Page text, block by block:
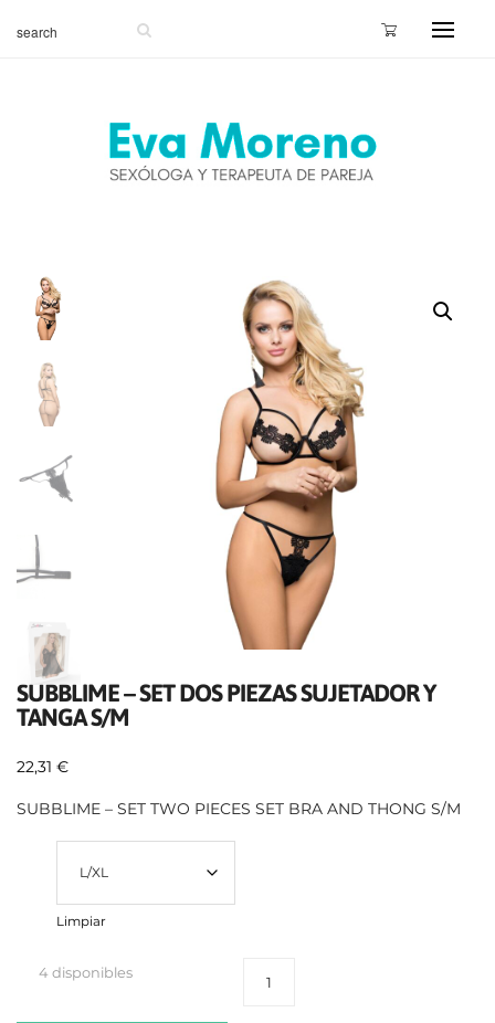
SUBBLIME – SET DOS PIEZAS SUJETADOR Y
TANGA S/M
22,31 €
SUBBLIME – SET TWO PIECES SET BRA AND THONG S/M
Limpiar
4 disponibles